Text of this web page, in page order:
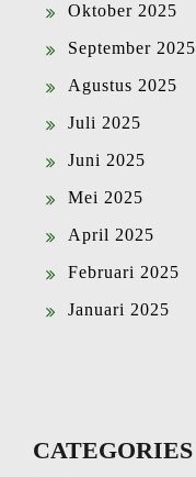
Oktober 2025
September 2025
Agustus 2025
Juli 2025
Juni 2025
Mei 2025
April 2025
Februari 2025
Januari 2025
CATEGORIES